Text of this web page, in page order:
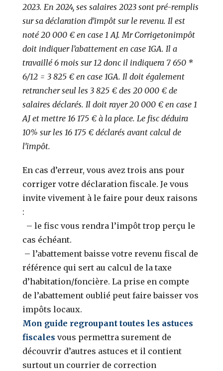
2023. En 2024, ses salaires 2023 sont pré-remplis
sur sa déclaration d’impôt sur le revenu. Il est
noté 20 000 € en case 1 AJ. Mr Corrigetonimpôt
doit indiquer l’abattement en case 1GA. Il a
travaillé 6 mois sur 12 donc il indiquera 7 650 *
6/12 = 3 825 € en case 1GA. Il doit également
retrancher seul les 3 825 € des 20 000 € de
salaires déclarés. Il doit rayer 20 000 € en case 1
AJ et mettre 16 175 € à la place. Le fisc déduira
10% sur les 16 175 € déclarés avant calcul de
l’impôt.
En cas d’erreur, vous avez trois ans pour
corriger votre déclaration fiscale. Je vous
invite vivement à le faire pour deux raisons
:
– le fisc vous rendra l’impôt trop perçu le
cas échéant.
– l’abattement baisse votre revenu fiscal de
référence qui sert au calcul de la taxe
d’habitation/foncière. La prise en compte
de l’abattement oublié peut faire baisser vos
impôts locaux.
Mon guide regroupant toutes les astuces
fiscales vous permettra surement de
découvrir d’autres astuces et il contient
surtout un courrier de correction